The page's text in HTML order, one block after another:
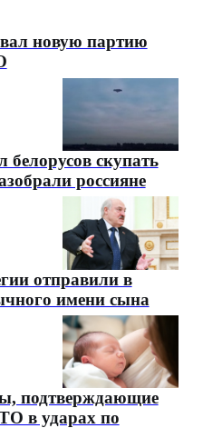
новую партию
скупать
россияне
отправили в
имени сына
подтверждающие
в ударах по